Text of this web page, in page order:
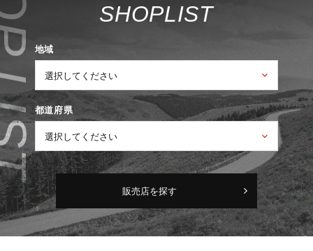
SHOPLIST
地域
都道府県
販売店を探す